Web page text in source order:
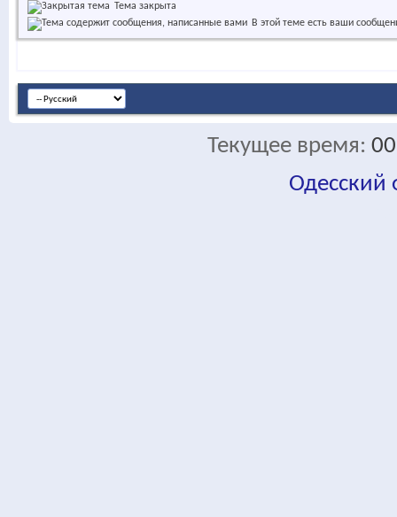
Тема закрыта
В этой теме есть ваши
Текущее время:
Одесский